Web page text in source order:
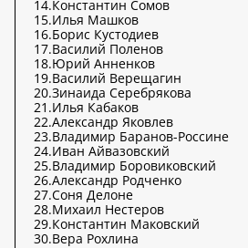
14.Константин Сомов
15.Илья Машков
16.Борис Кустодиев
17.Василий Поленов
18.Юрий Анненков
19.Василий Верещагин
20.Зинаида Серебрякова
21.Илья Кабаков
22.Александр Яковлев
23.Владимир Баранов-Россине
24.Иван Айвазовский
25.Владимир Боровиковский
26.Александр Родченко
27.Соня Делоне
28.Михаил Нестеров
29.Константин Маковский
30.Вера Рохлина